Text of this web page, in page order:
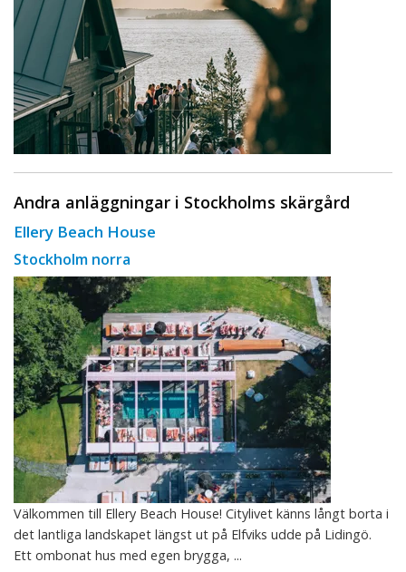
Andra anläggningar i Stockholms skärgård
Ellery Beach House
Stockholm norra
Välkommen till Ellery Beach House! Citylivet känns långt borta i
det lantliga landskapet längst ut på Elfviks udde på Lidingö.
Ett ombonat hus med egen brygga, ...